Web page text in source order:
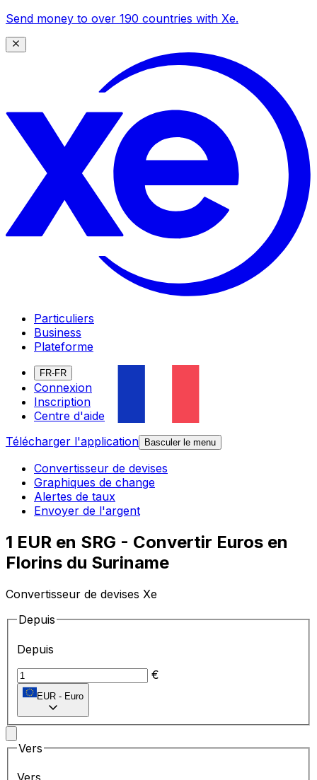
Send money to over 190 countries with Xe.
Particuliers
Business
Plateforme
FR-FR
Connexion
Inscription
Centre d'aide
Télécharger l'application
Basculer le menu
Convertisseur de devises
Graphiques de change
Alertes de taux
Envoyer de l'argent
1 EUR en SRG - Convertir Euros en
Florins du Suriname
Convertisseur de devises Xe
Depuis
Depuis
€
EUR - Euro
Vers